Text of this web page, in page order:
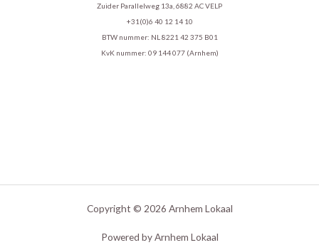
Zuider Parallelweg 13a, 6882 AC VELP
+31(0)6 40 12 14 10
BTW nummer: NL 8221 42 375 B01
KvK nummer: 09 144 077 (Arnhem)
Copyright © 2026 Arnhem Lokaal
Powered by Arnhem Lokaal